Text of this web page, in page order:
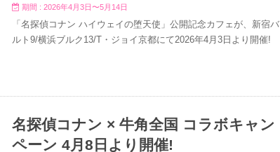
期間 : 2026年4月3日〜5月14日
「名探偵コナン ハイウェイの堕天使」公開記念カフェが、新宿バ
ルト9/横浜ブルク13/T・ジョイ京都にて2026年4月3日より開催!
名探偵コナン × 牛角全国 コラボキャン
ペーン 4月8日より開催!